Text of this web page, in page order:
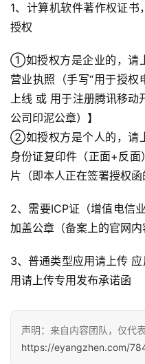
运
记
录
经
验
教
程
件
应
服
目
登录
1、计算机软件著作权证
授权
①如授权方是企业的，请
营业执照（手写“用于授权
上线 或 用于注册腾讯移动
公司印泥公章）】
②如授权方是个人的，请
身份证复印件（正面+反
片（即本人正在签署授权函
2、需要ICP证（增值电信
加盖公章（备案上的官网内
3、普通类型应用请上传
用请上传专用发布承诺函
声明：来自内容团队，仅代
https://eyangzhen.com/